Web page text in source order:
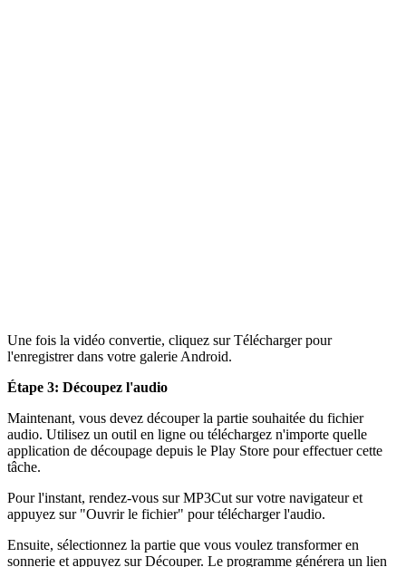
Une fois la vidéo convertie, cliquez sur Télécharger pour
l'enregistrer dans votre galerie Android.
Étape 3: Découpez l'audio
Maintenant, vous devez découper la partie souhaitée du fichier
audio. Utilisez un outil en ligne ou téléchargez n'importe quelle
application de découpage depuis le Play Store pour effectuer cette
tâche.
Pour l'instant, rendez-vous sur MP3Cut sur votre navigateur et
appuyez sur "Ouvrir le fichier" pour télécharger l'audio.
Ensuite, sélectionnez la partie que vous voulez transformer en
sonnerie et appuyez sur Découper. Le programme générera un lien